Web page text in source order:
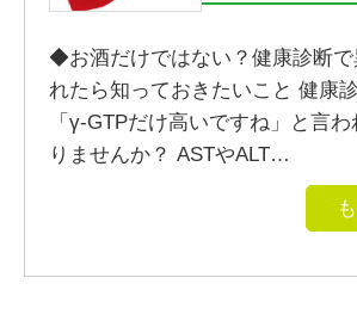
◆お酒だけではない？健康診断で
れたら知っておきたいこと 健康
「γ-GTPだけ高いですね」と言
りませんか？ ASTやALT…